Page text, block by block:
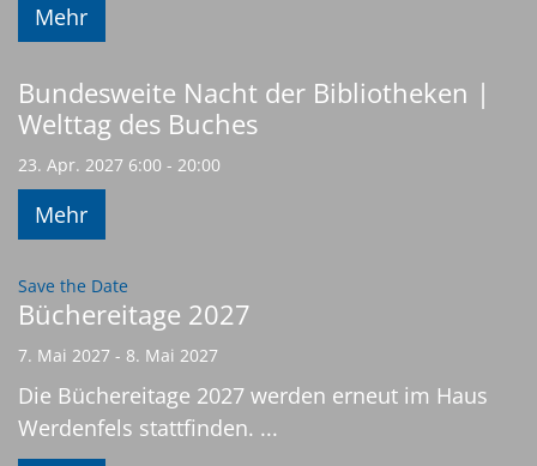
Mehr
Bundesweite Nacht der Bibliotheken |
Welttag des Buches
23. Apr. 2027 6:00 - 20:00
Mehr
Save the Date
Büchereitage 2027
7. Mai 2027 - 8. Mai 2027
Die Büchereitage 2027 werden erneut im Haus
Werdenfels stattfinden. ...